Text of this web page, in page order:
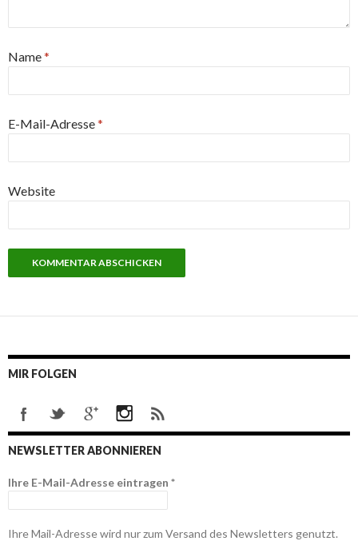
Name*
E-Mail-Adresse*
Website
MIR FOLGEN
NEWSLETTER ABONNIEREN
Ihre E-Mail-Adresse eintragen *
Ihre Mail-Adresse wird nur zum Versand des Newsletters genutzt.